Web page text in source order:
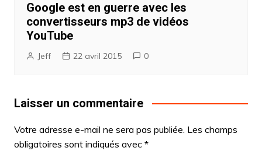
Google est en guerre avec les
convertisseurs mp3 de vidéos
YouTube
Jeff 22 avril 2015 0
Laisser un commentaire
Votre adresse e-mail ne sera pas publiée. Les champs
obligatoires sont indiqués avec *